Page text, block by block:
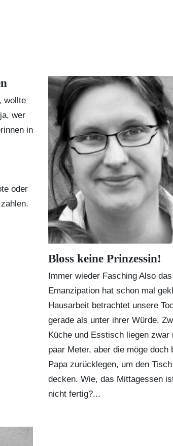
wollte
wer
in
oder
Bloss keine Prinzessin!
Immer wieder Fasching Also
Emanzipation hat schon mal
Hausarbeit betrachtet unsere
gerade als unter ihrer Würde.
Küche und Esstisch liegen zwar
paar Meter, aber die möge doch
Papa zurücklegen, um den
decken. Wie, das Mittagessen
nicht fertig?...